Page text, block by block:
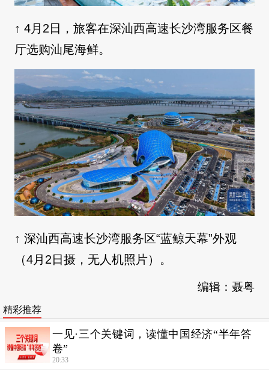
↑ 4月2日，旅客在深汕西高速长沙湾服务区餐
厅选购汕尾海鲜。
↑ 深汕西高速长沙湾服务区“蓝鲸天幕”外观
（4月2日摄，无人机照片）。
编辑：聂粤
精彩推荐